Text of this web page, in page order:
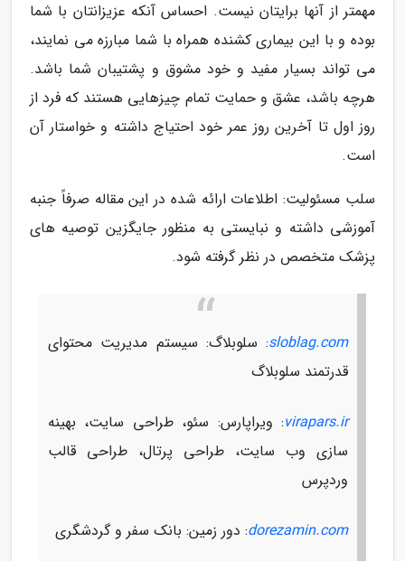
مهمتر از آنها برایتان نیست. احساس آنکه عزیزانتان با شما
بوده و با این بیماری کشنده همراه با شما مبارزه می نمایند،
می تواند بسیار مفید و خود مشوق و پشتیبان شما باشد.
هرچه باشد، عشق و حمایت تمام چیزهایی هستند که فرد از
روز اول تا آخرین روز عمر خود احتیاج داشته و خواستار آن
است.
سلب مسئولیت: اطلاعات ارائه شده در این مقاله صرفاً جنبه
آموزشی داشته و نبایستی به منظور جایگزین توصیه های
پزشک متخصص در نظر گرفته شود.
sloblag.com: سلوبلاگ: سیستم مدیریت محتوای
قدرتمند سلوبلاگ
virapars.ir: ویراپارس: سئو، طراحی سایت، بهینه
سازی وب سایت، طراحی پرتال، طراحی قالب
وردپرس
dorezamin.com: دور زمین: بانک سفر و گردشگری